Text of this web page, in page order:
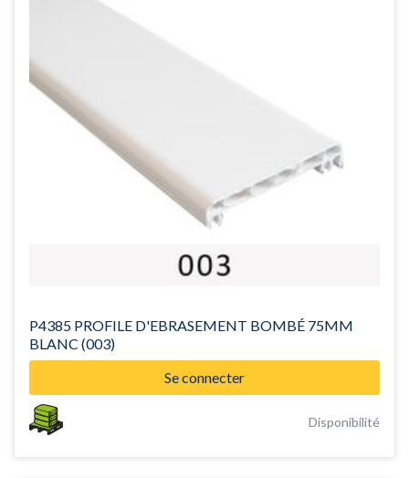
P4385 PROFILE D'EBRASEMENT BOMBÉ 75MM
BLANC (003)
Se connecter
Disponibilité